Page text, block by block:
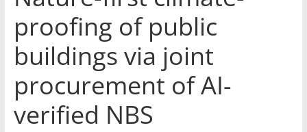
proofing of public
buildings via joint
procurement of AI-
verified NBS